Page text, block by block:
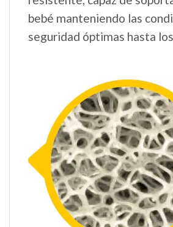
bebé manteniendo las
seguridad óptimas hasta